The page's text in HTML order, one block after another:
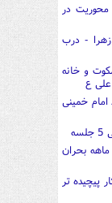
در
- درب
و خانه
خمینی
بحران
پیچیده تر